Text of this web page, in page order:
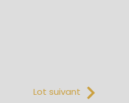
Lot suivant